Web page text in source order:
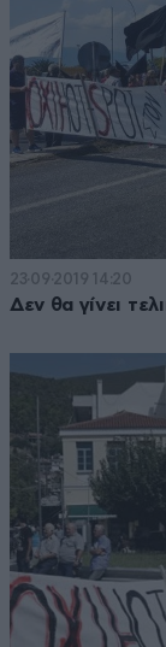
23·09·2019 14:20
Δεν θα γίνει